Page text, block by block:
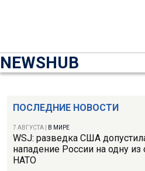
NEWSHUB
ПОСЛЕДНИЕ НОВОСТИ
7 АВГУСТА В МИРЕ
WSJ: разведка США
нападение России на одну из
НАТО